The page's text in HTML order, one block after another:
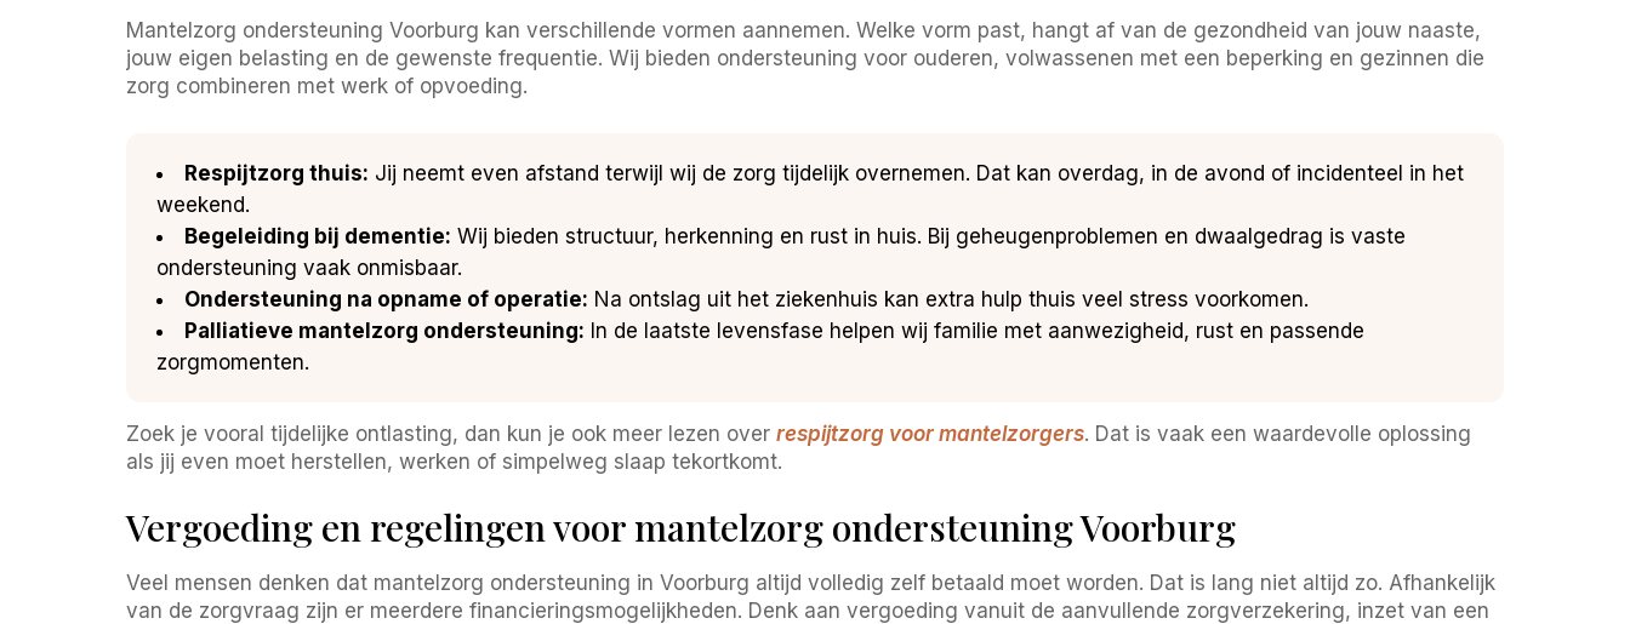
Mantelzorg ondersteuning Voorburg kan verschillende vormen aannemen. Welke vorm past, hangt af van de gezondheid van jouw naaste,
jouw eigen belasting en de gewenste frequentie. Wij bieden ondersteuning voor ouderen, volwassenen met een beperking en gezinnen die
zorg combineren met werk of opvoeding.
Respijtzorg thuis: Jij neemt even afstand terwijl wij de zorg tijdelijk overnemen. Dat kan overdag, in de avond of incidenteel in het
weekend.
Begeleiding bij dementie: Wij bieden structuur, herkenning en rust in huis. Bij geheugenproblemen en dwaalgedrag is vaste
ondersteuning vaak onmisbaar.
Ondersteuning na opname of operatie: Na ontslag uit het ziekenhuis kan extra hulp thuis veel stress voorkomen.
Palliatieve mantelzorg ondersteuning: In de laatste levensfase helpen wij familie met aanwezigheid, rust en passende
zorgmomenten.
Zoek je vooral tijdelijke ontlasting, dan kun je ook meer lezen over respijtzorg voor mantelzorgers. Dat is vaak een waardevolle oplossing
als jij even moet herstellen, werken of simpelweg slaap tekortkomt.
Vergoeding en regelingen voor mantelzorg ondersteuning Voorburg
Veel mensen denken dat mantelzorg ondersteuning in Voorburg altijd volledig zelf betaald moet worden. Dat is lang niet altijd zo. Afhankelijk
van de zorgvraag zijn er meerdere financieringsmogelijkheden. Denk aan vergoeding vanuit de aanvullende zorgverzekering, inzet van een